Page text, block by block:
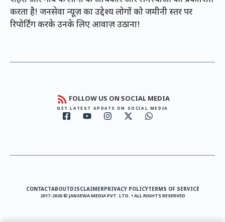
करता है! जनसेवा न्यूज़ का उद्देश्य लोगों को जमीनी स्तर पर
रिपोर्टिंग करके उनके लिए आवाज़ उठाना!
FOLLOW US ON SOCIAL MEDIA
GET LATEST UPDATE ON SOCIAL MEDIA
CONTACTABOUTDISCLAIMERPRIVACY POLICYTERMS OF SERVICE
2017-2026 © JANSEWA MEDIA PVT. LTD. • ALL RIGHTS RESERVED